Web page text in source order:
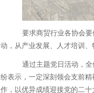
要求商贸行业各协会
动，从产业发展、人才培训、
通过主题党日活动，
纷表示，一定深刻领会支前精
作，以优异成绩迎接党的二十